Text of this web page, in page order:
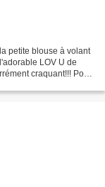
petite blouse à volant
LOV U de
craquant!!! Pour